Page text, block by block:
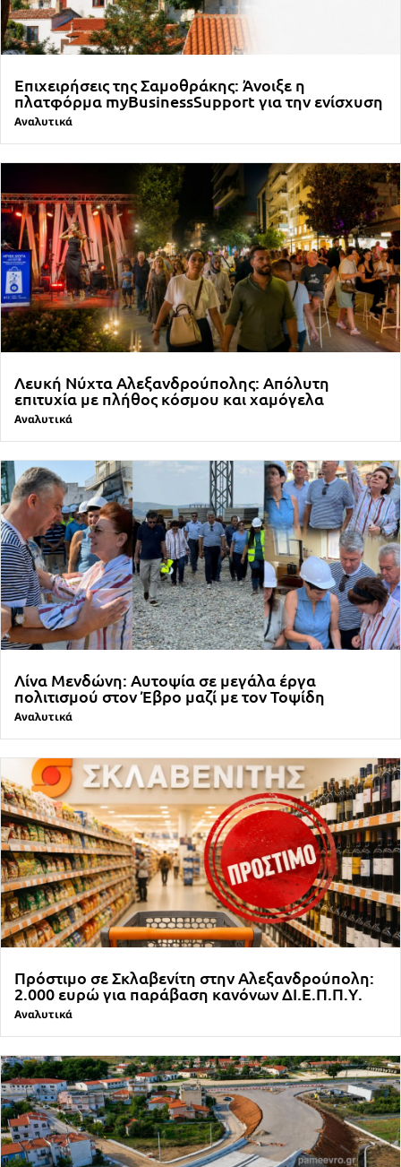
Επιχειρήσεις της Σαμοθράκης: Άνοιξε η
πλατφόρμα myBusinessSupport για την ενίσχυση
Αναλυτικά
Λευκή Νύχτα Αλεξανδρούπολης: Απόλυτη
επιτυχία με πλήθος κόσμου και χαμόγελα
Αναλυτικά
Λίνα Μενδώνη: Αυτοψία σε μεγάλα έργα
πολιτισμού στον Έβρο μαζί με τον Τοψίδη
Αναλυτικά
Πρόστιμο σε Σκλαβενίτη στην Αλεξανδρούπολη:
2.000 ευρώ για παράβαση κανόνων ΔΙ.Ε.Π.Π.Υ.
Αναλυτικά